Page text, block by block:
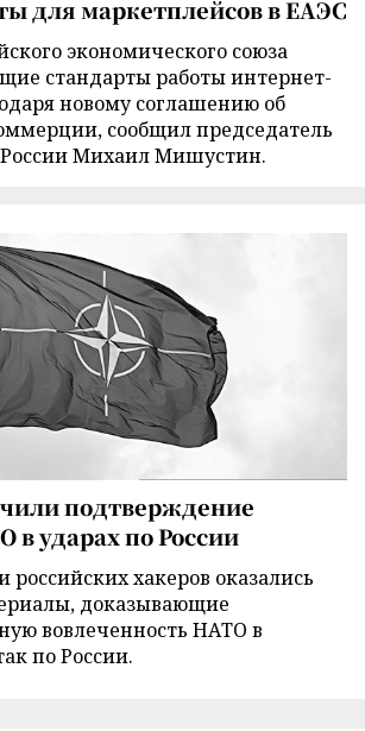
для маркетплейсов в ЕАЭС
экономического союза
стандарты работы интернет-
новому соглашению об
сообщил председатель
России Михаил Мишустин.
подтверждение
в ударах по России
российских хакеров оказались
доказывающие
вовлеченность НАТО в
по России.